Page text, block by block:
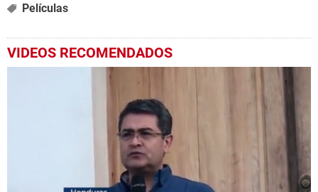
Películas
VIDEOS RECOMENDADOS